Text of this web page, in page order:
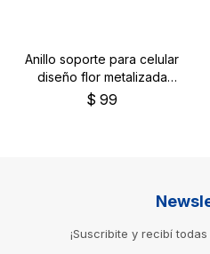
Anillo soporte para celular
diseño flor metalizada
dorada
$ 99
¡Suscribite y recibí